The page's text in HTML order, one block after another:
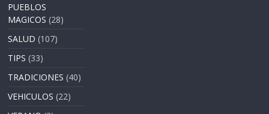
PUEBLOS
MAGICOS (28)
SALUD (107)
TIPS (33)
TRADICIONES (40)
VEHICULOS (22)